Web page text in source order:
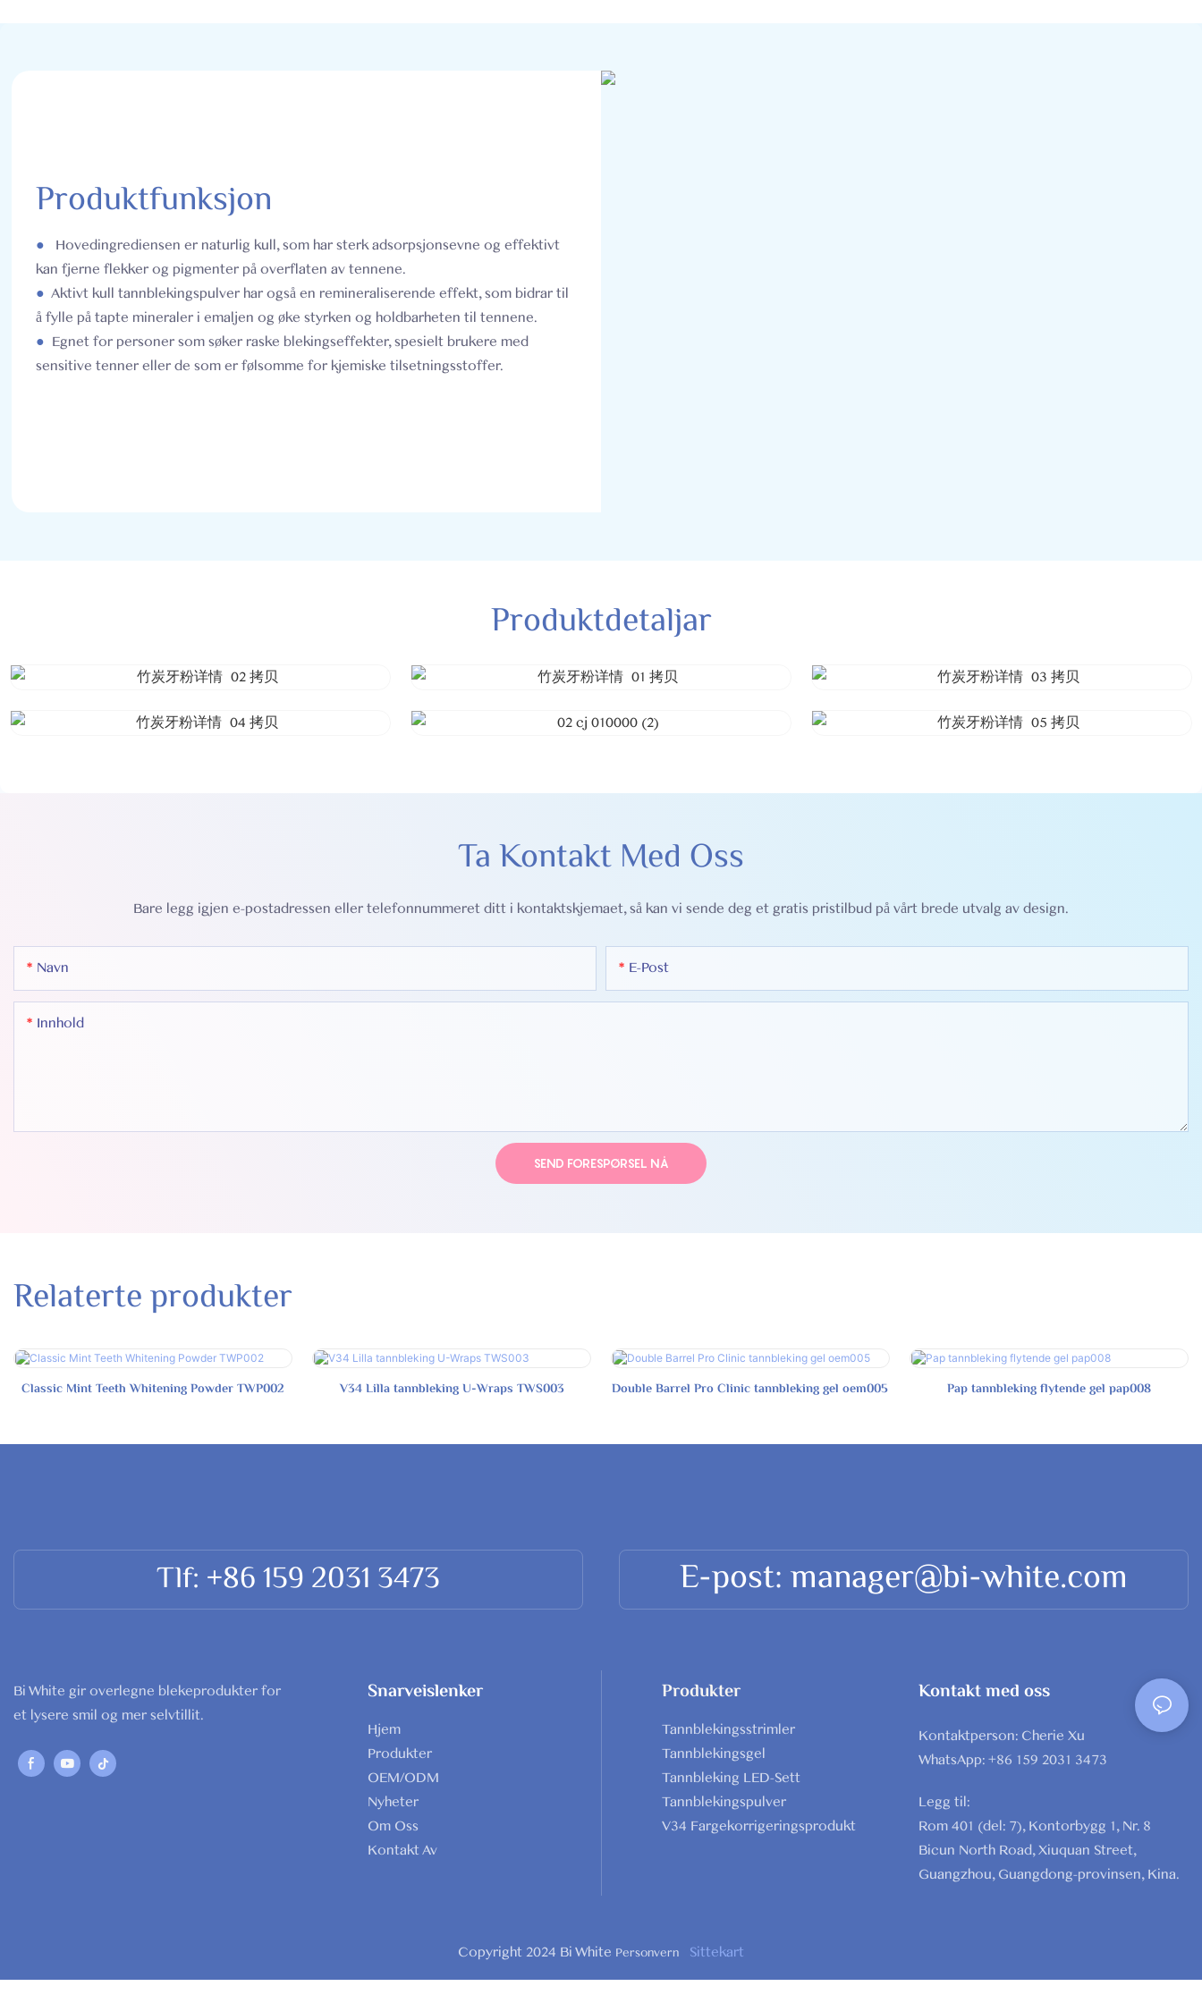
Produktfunksjon
●
Hovedingrediensen er naturlig kull, som har sterk adsorpsjonsevne og effektivt
kan fjerne flekker og pigmenter på overflaten av tennene.
●Aktivt kull tannblekingspulver har også en remineraliserende effekt, som bidrar til
å fylle på tapte mineraler i emaljen og øke styrken og holdbarheten til tennene.
● Egnet for personer som søker raske blekingseffekter, spesielt brukere med
sensitive tenner eller de som er følsomme for kjemiske tilsetningsstoffer.
Produktdetaljar
Ta Kontakt Med Oss
Bare legg igjen e-postadressen eller telefonnummeret ditt i kontaktskjemaet, så kan vi sende deg et gratis pristilbud på vårt brede utvalg av design.
Navn E-Post
Innhold
SEND FORESPØRSEL NÅ
Relaterte produkter
Classic Mint Teeth Whitening Powder TWP002 V34 Lilla tannbleking U-Wraps TWS003 Double Barrel Pro Clinic tannbleking gel oem005 Pap tannbleking flytende gel pap008
Tlf: +86 159 2031 3473 E-post: manager@bi-white.com
Bi White gir overlegne blekeprodukter for
et lysere smil og mer selvtillit.
Snarveislenker
Hjem
Produkter
OEM/ODM
Nyheter
Om Oss
Kontakt Av
Produkter
Tannblekingsstrimler
Tannblekingsgel
Tannbleking LED-Sett
Tannblekingspulver
V34 Fargekorrigeringsprodukt
Kontakt med oss
Kontaktperson: Cherie Xu
WhatsApp: +86 159 2031 3473
Legg til:
Rom 401 (del: 7), Kontorbygg 1, Nr. 8
Bicun North Road, Xiuquan Street,
Guangzhou, Guangdong-provinsen, Kina.
Copyright 2024 Bi White Personvern Sittekart